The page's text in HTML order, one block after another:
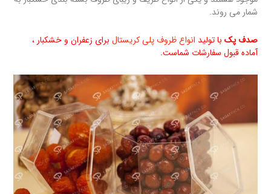
شمار می روند.
صدف پک با تولید انواع ظروف پلی کریستال برای زعفران و خشکبار ،
آماده قبول سفارشات شماست.